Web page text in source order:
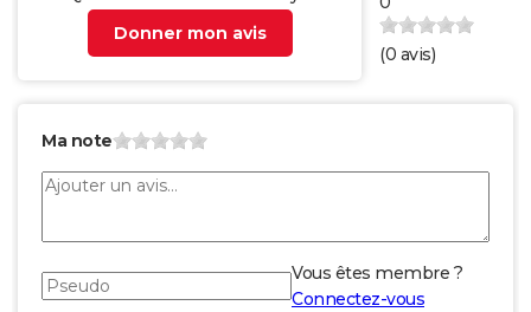
Donner mon avis
(0 avis)
Ma note
Vous êtes membre ?
Connectez-vous